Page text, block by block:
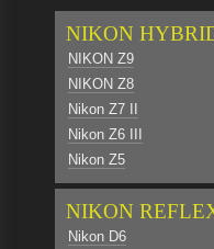
NIKON
NIKON Z9
NIKON Z8
Nikon Z7 II
Nikon Z6 III
Nikon Z5
NIKON
Nikon D6